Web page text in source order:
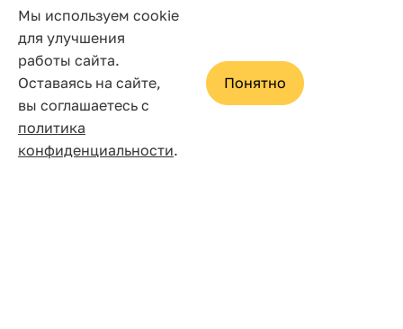
Мы используем cookie
для улучшения
работы сайта.
Оставаясь на сайте,
вы соглашаетесь с
политика
конфиденциальности.
Понятно